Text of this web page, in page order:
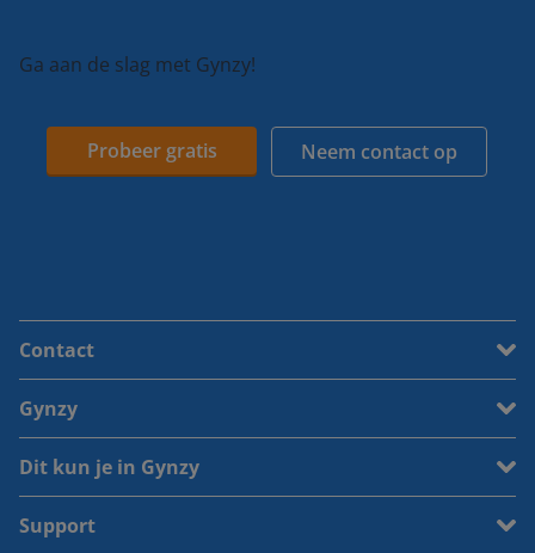
Ga aan de slag met Gynzy!
Probeer gratis Neem contact op
Contact
Gynzy
Dit kun je in Gynzy
Support